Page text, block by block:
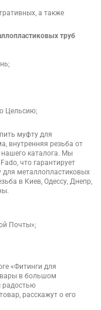
а также
труб
Цельсию;
муфту для
внутренняя резьба от
нашего каталога. Мы
что гарантирует
для металлопластиковых
в Киев, Одессу, Днепр,
Почты»;
«Фитинги для
в большом
радостью
расскажут о его